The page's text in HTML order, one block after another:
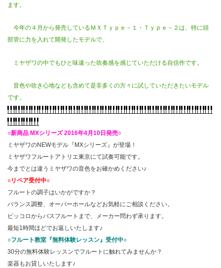
ます。
今年の４月から発売しているＭＸＴｙｐｅ－１・Ｔｙｐｅ－２は、特に頭
部管に力を入れて開発したモデルで、
ミヤザワの中でもひと味違った吹奏感を感じていただける自信作です。
音色や吹き心地なども含めて是非多くの方々に試していただきたいモデル
です。
○新商品 MXシリーズ 2016年4月10日発売○
ミヤザワのNEWモデル『MXシリーズ』が登場！
ミヤザワフルートアトリエ東京にて試奏可能です。
今までとは違うミヤザワの音色をお確かめください♪
○リペア受付中○
フルートの調子はいかがですか？
バランス調整、オーバーホールなどお気軽にご相談ください。
ピッコロからバスフルートまで、メーカー問わず承ります。
最短1時間ほどでお返しいたします♪
○フルート教室『無料体験レッスン』受付中○
30分の無料体験レッスンでフルートに触れてみませんか？
楽器もお貸しいたします♪